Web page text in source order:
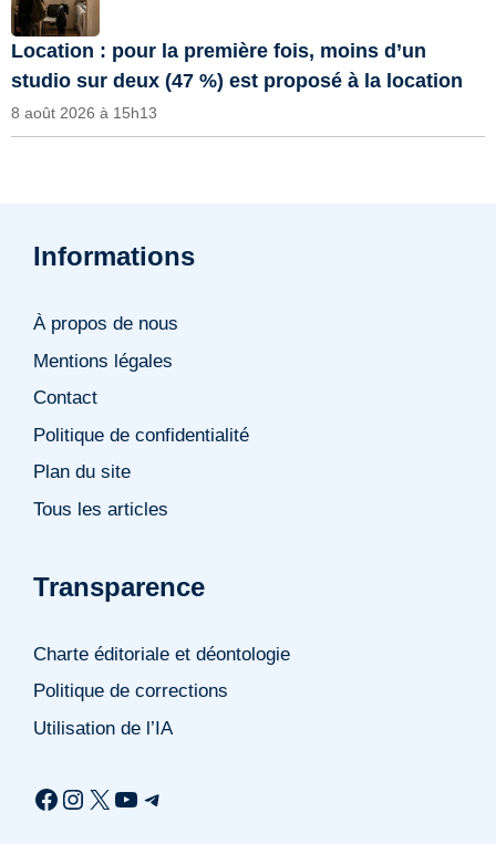
Location : pour la première fois, moins d’un
studio sur deux (47 %) est proposé à la location
8 août 2026 à 15h13
Informations
À propos de nous
Mentions légales
Contact
Politique de confidentialité
Plan du site
Tous les articles
Transparence
Charte éditoriale et déontologie
Politique de corrections
Utilisation de l’IA
Facebook
Instagram
X YouTube
Telegram